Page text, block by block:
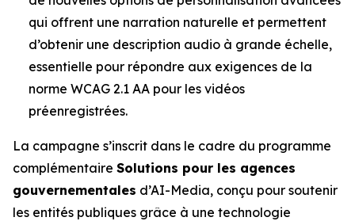
qui offrent une narration naturelle et permettent
d’obtenir une description audio à grande échelle,
essentielle pour répondre aux exigences de la
norme WCAG 2.1 AA pour les vidéos
préenregistrées.
La campagne s’inscrit dans le cadre du programme
complémentaire Solutions pour les agences
gouvernementales d’AI-Media, conçu pour soutenir
les entités publiques grâce à une technologie